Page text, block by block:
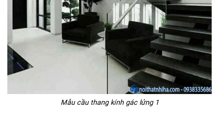
Mẫu cầu thang kính gác lửng 1